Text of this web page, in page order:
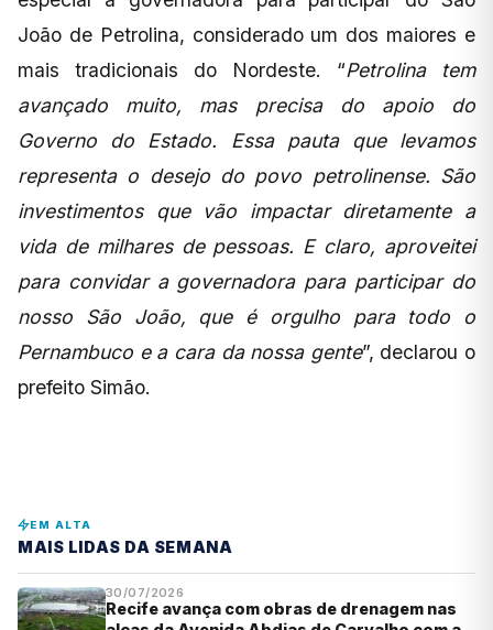
João de Petrolina, considerado um dos maiores e
mais tradicionais do Nordeste. “Petrolina tem
avançado muito, mas precisa do apoio do
Governo do Estado. Essa pauta que levamos
representa o desejo do povo petrolinense. São
investimentos que vão impactar diretamente a
vida de milhares de pessoas. E claro, aproveitei
para convidar a governadora para participar do
nosso São João, que é orgulho para todo o
Pernambuco e a cara da nossa gente”, declarou o
prefeito Simão.
EM ALTA
MAIS LIDAS DA SEMANA
30/07/2026
Recife avança com obras de drenagem nas